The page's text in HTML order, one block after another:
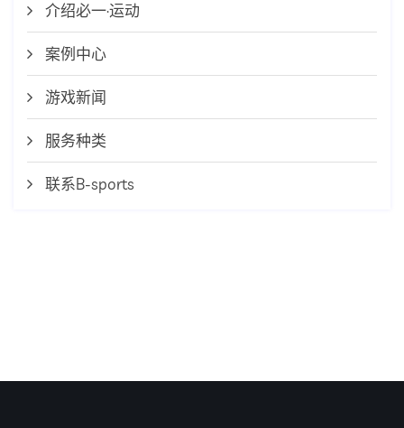
介绍必一·运动
案例中心
游戏新闻
服务种类
联系B-sports